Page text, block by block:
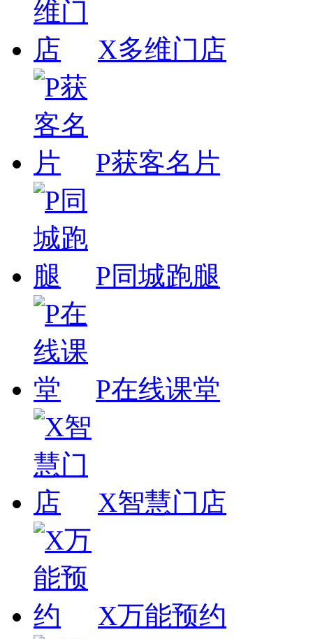
X多维门店
P获客名片
P同城跑腿
P在线课堂
X智慧门店
X万能预约